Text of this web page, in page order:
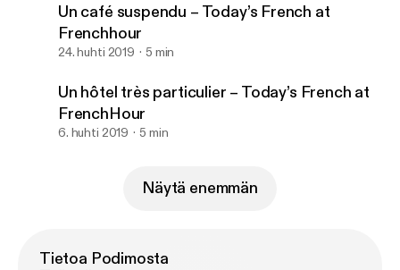
Un café suspendu – Today’s French at
Frenchhour
24. huhti 2019 5 min
Un hôtel très particulier – Today’s French at
FrenchHour
6. huhti 2019 5 min
Näytä enemmän
Tietoa Podimosta